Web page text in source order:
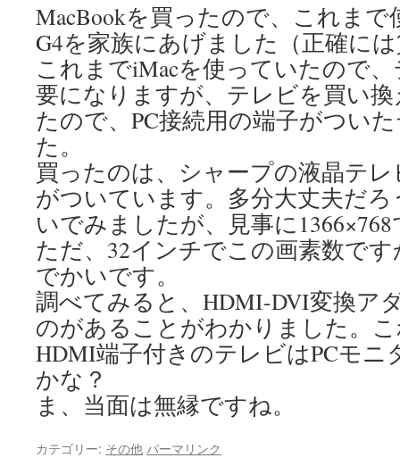
MacBookを買ったので、これまで
G4を家族にあげました（正確に
これまでiMacを使っていたので
要になりますが、テレビを買い
たので、PC接続用の端子がつい
た。
買ったのは、シャープの液晶テ
がついています。多分大丈夫だ
いでみましたが、見事に
ただ、32インチでこの画素数で
でかいです。
調べてみると、HDMI-DVI変換ア
のがあることがわかりました。
HDMI端子付きのテレビはPCモニ
かな？
ま、当面は無縁ですね。
カテゴリー: その他 パーマリンク